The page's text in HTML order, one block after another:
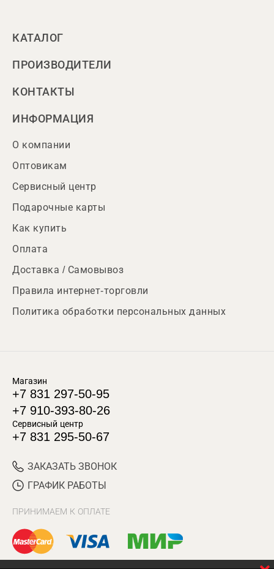
КАТАЛОГ
ПРОИЗВОДИТЕЛИ
КОНТАКТЫ
ИНФОРМАЦИЯ
О компании
Оптовикам
Сервисный центр
Подарочные карты
Как купить
Оплата
Доставка / Самовывоз
Правила интернет-торговли
Политика обработки персональных данных
Магазин
+7 831 297-50-95
+7 910-393-80-26
Сервисный центр
+7 831 295-50-67
ЗАКАЗАТЬ ЗВОНОК
ГРАФИК РАБОТЫ
ПРИНИМАЕМ К ОПЛАТЕ